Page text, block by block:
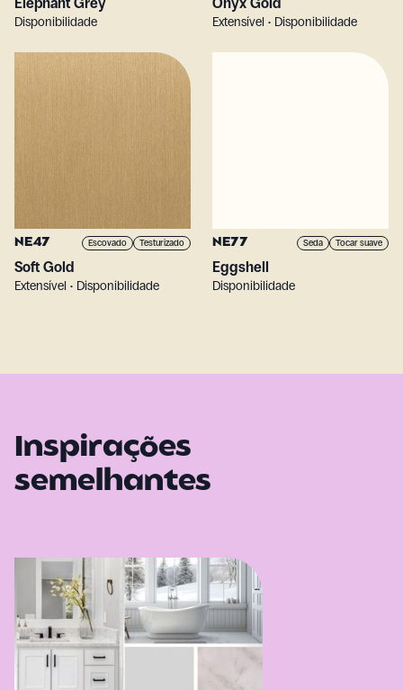
Disponibilidade Extensível • Disponibilidade
NE47 Escovado Testurizado
Soft Gold
Extensível • Disponibilidade
NE77 Seda Tocar suave
Eggshell
Disponibilidade
Inspirações
semelhantes